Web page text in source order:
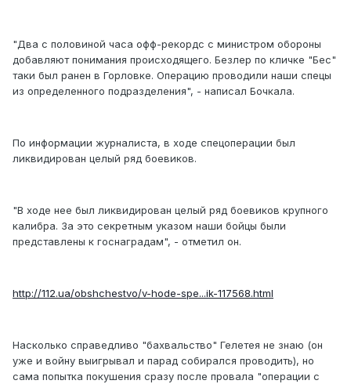
"Два с половиной часа офф-рекордс с министром обороны
добавляют понимания происходящего. Безлер по кличке "Бес"
таки был ранен в Горловке. Операцию проводили наши спецы
из определенного подразделения", - написал Бочкала.
По информации журналиста, в ходе спецоперации был
ликвидирован целый ряд боевиков.
"В ходе нее был ликвидирован целый ряд боевиков крупного
калибра. За это секретным указом наши бойцы были
представлены к госнаградам", - отметил он.
http://112.ua/obshchestvo/v-hode-spe...ik-117568.html
Насколько справедливо "бахвальство" Гелетея не знаю (он
уже и войну выигрывал и парад собирался проводить), но
сама попытка покушения сразу после провала "операции с